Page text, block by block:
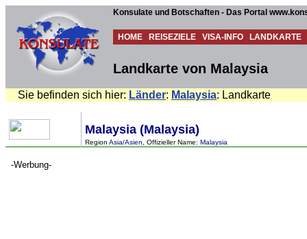
Konsulate und Botschaften - Das Portal
HOME REISEZIELE VISA-INFO LANDKARTE
Landkarte von Malaysia
Sie befinden sich hier: Länder: Malaysia: Landkarte
Malaysia (Malaysia)
Region Asia/Asien , Offizieller Name: Malaysia
-Werbung-